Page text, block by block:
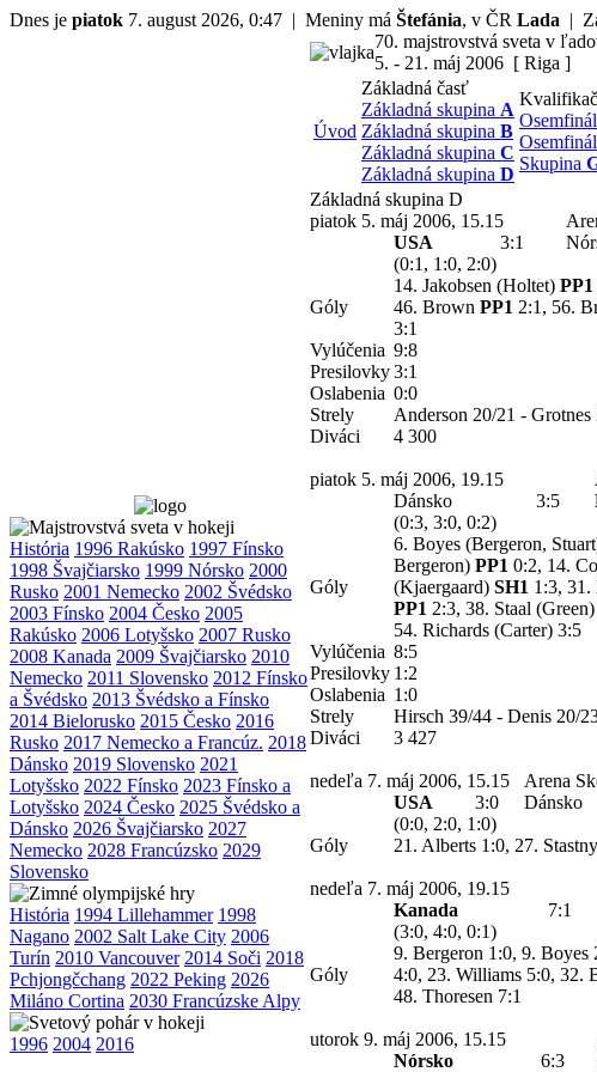
Dnes je piatok 7. august 2026, 0:47 | Meniny má Štefánia, v ČR Lada |
História 1996 Rakúsko 1997 Fínsko
1998 Švajčiarsko 1999 Nórsko 2000
Rusko 2001 Nemecko 2002 Švédsko
2003 Fínsko 2004 Česko 2005
Rakúsko 2006 Lotyšsko 2007 Rusko
2008 Kanada 2009 Švajčiarsko 2010
Nemecko 2011 Slovensko 2012 Fínsko
a Švédsko 2013 Švédsko a Fínsko
2014 Bielorusko 2015 Česko 2016
Rusko 2017 Nemecko a Francúz. 2018
Dánsko 2019 Slovensko 2021
Lotyšsko 2022 Fínsko 2023 Fínsko a
Lotyšsko 2024 Česko 2025 Švédsko a
Dánsko 2026 Švajčiarsko 2027
Nemecko 2028 Francúzsko 2029
Slovensko
História 1994 Lillehammer 1998
Nagano 2002 Salt Lake City 2006
Turín 2010 Vancouver 2014 Soči 2018
Pchjongčchang 2022 Peking 2026
Miláno Cortina 2030 Francúzske Alpy
1996 2004 2016
70. majstrovstvá sveta v
5. - 21. máj 2006 [ Riga ]
Úvod
Základná časť
Základná skupina A
Základná skupina B
Základná skupina C
Základná skupina D
Skupina
Základná skupina D
piatok 5. máj 2006, 15.15
USA
3:1
(0:1, 1:0, 2:0)
Góly
14. Jakobsen (Holtet) PP1
46. Brown PP1 2:1, 56.
3:1
Vylúčenia 9:8
Presilovky3:1
Oslabenia 0:0
Strely
Anderson 20/21 - Grotnes
Diváci
4 300
piatok 5. máj 2006, 19.15
Dánsko
3:5
(0:3, 3:0, 0:2)
Góly
6. Boyes (Bergeron,
Bergeron) PP1 0:2, 14.
(Kjaergaard) SH1 1:3, 31.
PP1 2:3, 38. Staal
54. Richards (Carter) 3:5
Vylúčenia 8:5
Presilovky 1:2
Oslabenia 1:0
Strely
Hirsch 39/44 - Denis 20/
Diváci
3 427
nedeľa 7. máj 2006, 15.15
Arena
USA
3:0
Dánsko
(0:0, 2:0, 1:0)
Góly
21. Alberts 1:0, 27.
nedeľa 7. máj 2006, 19.15
Kanada
7:1
(3:0, 4:0, 0:1)
Góly
9. Bergeron 1:0, 9.
4:0, 23. Williams 5:0, 32.
48. Thoresen 7:1
utorok 9. máj 2006, 15.15
Nórsko
6:3